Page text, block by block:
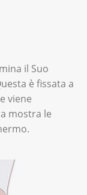
il Suo
è fissata a
viene
mostra le